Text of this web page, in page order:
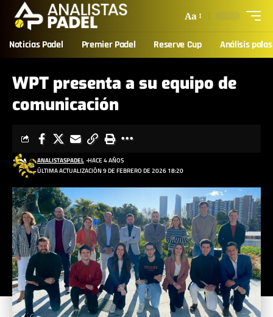
Aa
Noticias Padel Premier Padel Reserve Cup Análisis palas
WPT presenta a su equipo de
comunicación
ÚLTIMA ACTUALIZACIÓN 9 DE FEBRERO DE 2026 18:20
ANALISTASPADEL HACE 4 AÑOS